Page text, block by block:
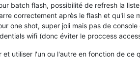
batch flash, possibilité de refresh la
correctement après le flash et qu'il se
one shot, super joli mais pas de
wifi (donc éviter le proccess
et utiliser l'un ou l'autre en fonction de ce